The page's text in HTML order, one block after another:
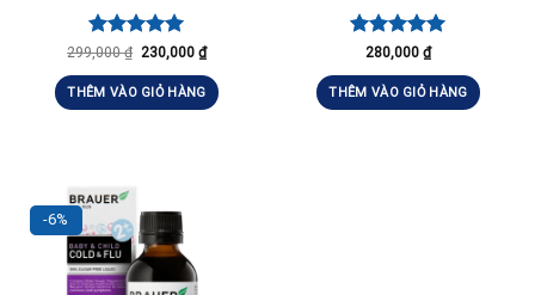
Được xếp
5 sao
299,000₫ 230,000 ₫
THÊM VÀO GIỎ HÀNG
Được xếp
5 sao
280,000 ₫
THÊM VÀO GIỎ HÀNG
-6%